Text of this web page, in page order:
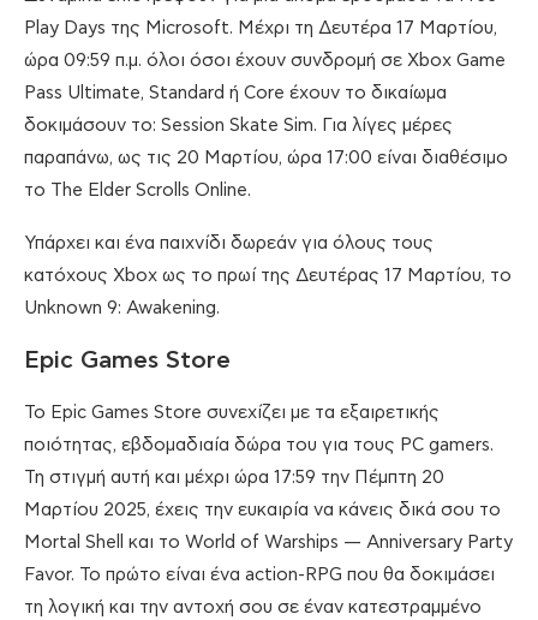
Play Days της Microsoft. Μέχρι τη Δευτέρα 17 Μαρτίου,
ώρα 09:59 π.μ. όλοι όσοι έχουν συνδρομή σε Xbox Game
Pass Ultimate, Standard ή Core έχουν το δικαίωμα
δοκιμάσουν το: Session Skate Sim. Για λίγες μέρες
παραπάνω, ως τις 20 Μαρτίου, ώρα 17:00 είναι διαθέσιμο
το The Elder Scrolls Online.
Υπάρχει και ένα παιχνίδι δωρεάν για όλους τους
κατόχους Xbox ως το πρωί της Δευτέρας 17 Μαρτίου, το
Unknown 9: Awakening.
Epic Games Store
Το Epic Games Store συνεχίζει με τα εξαιρετικής
ποιότητας, εβδομαδιαία δώρα του για τους PC gamers.
Τη στιγμή αυτή και μέχρι ώρα 17:59 την Πέμπτη 20
Μαρτίου 2025, έχεις την ευκαιρία να κάνεις δικά σου το
Mortal Shell και το World of Warships — Anniversary Party
Favor. Το πρώτο είναι ένα action-RPG που θα δοκιμάσει
τη λογική και την αντοχή σου σε έναν κατεστραμμένο